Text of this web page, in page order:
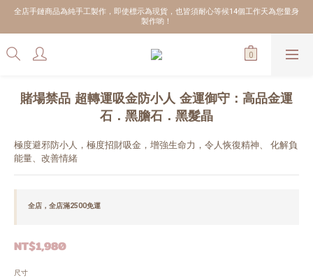
全店手鏈商品為純手工製作，即使標示為現貨，也皆須耐心等候14個工作天為您量身
製作喲！
賭場禁品 超轉運吸金防小人 金運御守：高品金運
石．黑膽石．黑髮晶
極度避邪防小人，極度招財吸金，增強生命力，令人恢復精神、 化解負
能量、改善情緒
全店，全店滿2500免運
NT$1,980
尺寸